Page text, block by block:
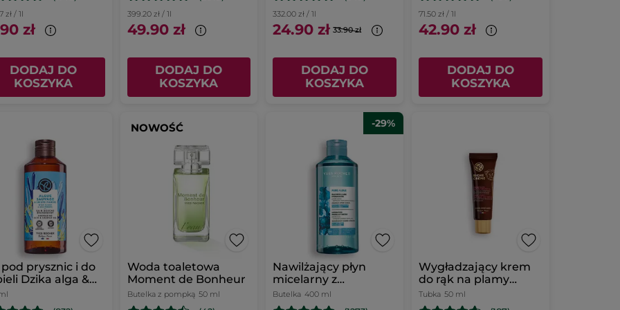
zł / 1l
zł
DODAJ DO
KOSZYKA
399.20 zł / 1l
49.90 zł
DODAJ DO
KOSZYKA
332.00 zł / 1l
24.90 zł 33.90 zł
DODAJ DO
KOSZYKA
71.50 zł / 1l
42.90 zł
DODAJ DO
KOSZYKA
prysznic i do
Dzika alga &
morski 400 ml
NOWOŚĆ
Woda toaletowa
Moment de Bonheur
Butelka z pompką 50 ml
-29%
Nawilżający płyn
micelarny z
mikroalgą 400 ml
Butelka 400 ml
Wygładzający krem
do rąk na plamy
pigmentacyjne SPF
30
Tubka 50 ml